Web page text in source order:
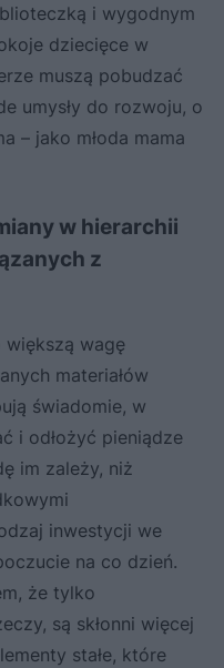
i wygodnym
dziecięce w
muszą pobudzać
umysły do rozwoju, o
– jako młoda mama
w hierarchii
z
większą wagę
materiałów
świadomie, w
i odłożyć pieniądze
im zależy, niż
inwestycji we
na co dzień.
że tylko
są skłonni więcej
stałe, które